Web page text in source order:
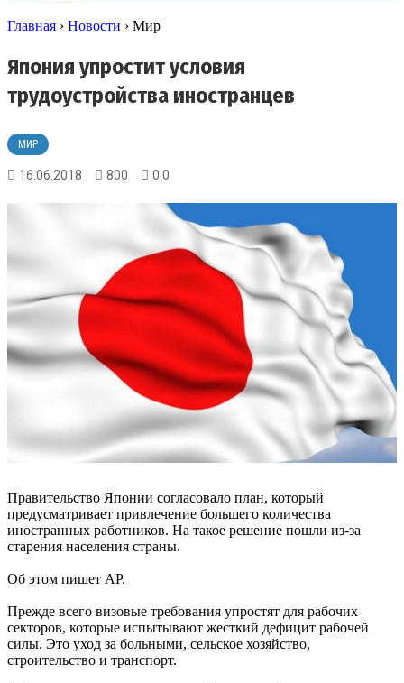
Главная › Новости › Мир
Япония упростит условия
трудоустройства иностранцев
МИР
16.06.2018 800 0.0
Правительство Японии согласовало план, который
предусматривает привлечение большего количества
иностранных работников. На такое решение пошли из-за
старения населения страны.
Об этом пишет АР.
Прежде всего визовые требования упростят для рабочих
секторов, которые испытывают жесткий дефицит рабочей
силы. Это уход за больными, сельское хозяйство,
строительство и транспорт.